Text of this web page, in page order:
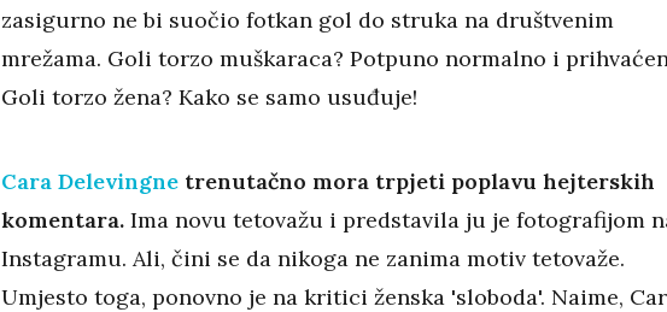
zasigurno ne bi suočio fotkan gol do struka na društvenim
mrežama. Goli torzo muškaraca? Potpuno normalno i
Goli torzo žena? Kako se samo usuđuje!
Cara Delevingne trenutačno mora trpjeti poplavu hejterskih
komentara. Ima novu tetovažu i predstavila ju je fotografijom
Instagramu. Ali, čini se da nikoga ne zanima motiv tetovaže.
Umjesto toga, ponovno je na kritici ženska 'sloboda'. Naime,